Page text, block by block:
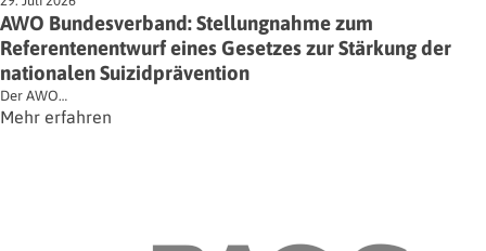
AWO Bundesverband: Stellungnahme zum
Referentenentwurf eines Gesetzes zur Stärkung der
nationalen Suizidprävention
Der AWO…
Mehr erfahren